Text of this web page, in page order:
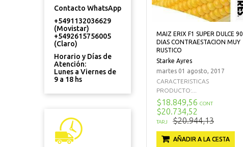
Contacto WhatsApp
+5491132036629
(Movistar)
+5492615756005
(Claro)
Horario y Días de
Atención:
Lunes a Viernes de
9 a 18 hs
MAIZ ERIX F1 SUPER DULCE 90
DIAS CONTRAESTACION MUY
RUSTICO
Starke Ayres
martes 01 agosto, 2017
CARACTERISTICAS
PRODUCTO:...
$18.849,56 CONT
$20.734,52
TARJ $20.944,13
AÑADIR A LA CESTA